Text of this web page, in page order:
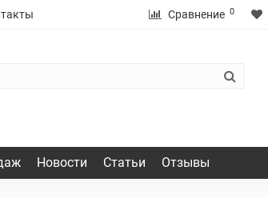
Сравнение 0
Новости Статьи Отзывы